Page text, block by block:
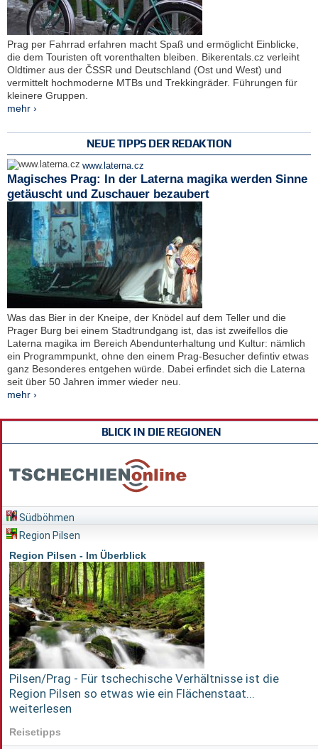
Prag per Fahrrad erfahren macht Spaß und ermöglicht Einblicke,
die dem Touristen oft vorenthalten bleiben. Bikerentals.cz verleiht
Oldtimer aus der ČSSR und Deutschland (Ost und West) und
vermittelt hochmoderne MTBs und Trekkingräder. Führungen für
kleinere Gruppen.
mehr ›
NEUE TIPPS DER REDAKTION
www.laterna.cz
Magisches Prag: In der Laterna magika werden Sinne
getäuscht und Zuschauer bezaubert
Was das Bier in der Kneipe, der Knödel auf dem Teller und die
Prager Burg bei einem Stadtrundgang ist, das ist zweifellos die
Laterna magika im Bereich Abendunterhaltung und Kultur: nämlich
ein Programmpunkt, ohne den einem Prag-Besucher defintiv etwas
ganz Besonderes entgehen würde. Dabei erfindet sich die Laterna
seit über 50 Jahren immer wieder neu.
mehr ›
BLICK IN DIE REGIONEN
Südböhmen
Region Pilsen
Region Pilsen - Im Überblick
Pilsen/Prag - Für tschechische Verhältnisse ist die
Region Pilsen so etwas wie ein Flächenstaat...
weiterlesen
Reisetipps